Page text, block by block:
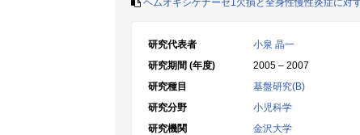
ヘムオキシゲナーゼ1欠損と全身性慢性炎症に対
研究代表者
小泉 晶一
研究期間 (年度)
2005 – 2007
研究種目
基盤研究(B)
研究分野
小児科学
研究機関
金沢大学